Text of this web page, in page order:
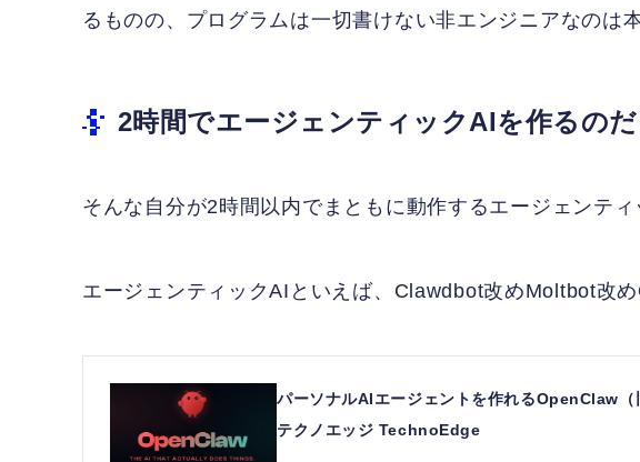
るものの、プログラムは一切書けない非エンジニアなのは本
2時間でエージェンティックAIを作るのだ
そんな自分が2時間以内でまともに動作するエージェンテ
エージェンティックAIといえば、Clawdbot改めMoltbot改
パーソナルAIエージェントを作れるOpenClaw
テクノエッジ TechnoEdge